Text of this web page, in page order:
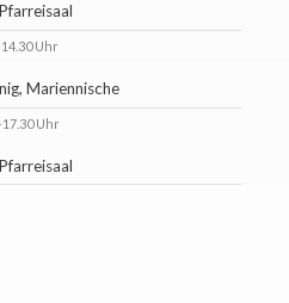
Uhr
Mariennische
Uhr